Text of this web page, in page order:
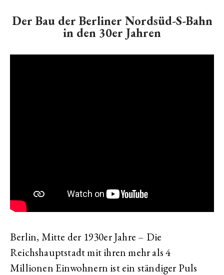
Der Bau der Berliner Nordsüd-S-Bahn
in den 30er Jahren
Berlin, Mitte der 1930er Jahre – Die
Reichshauptstadt mit ihren mehr als 4
Millionen Einwohnern ist ein ständiger Puls